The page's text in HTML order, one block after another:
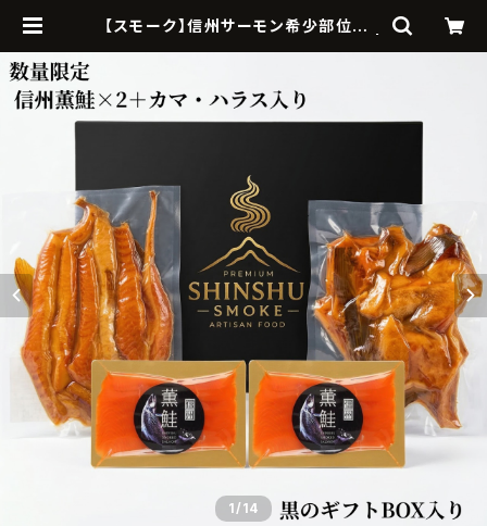
【スモーク】信州サーモン希少部位入り
1/14